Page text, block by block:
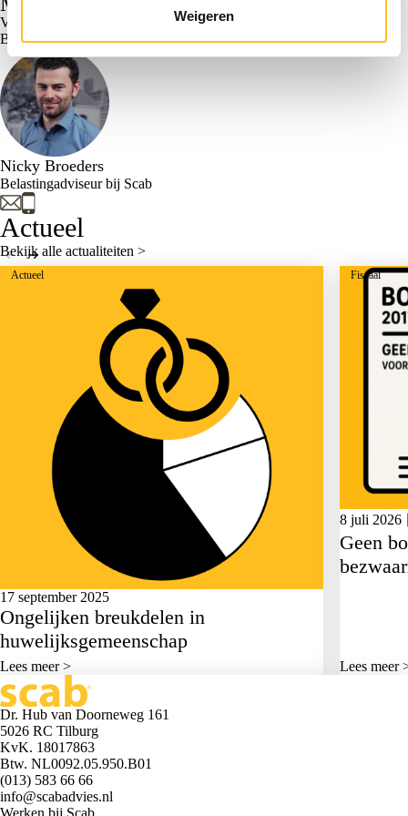
Weigeren
Vragen over dit artikel? Neem dan contact op met Nicky Broeders,
Belastingadviseur bij Scab.
Nicky Broeders
Belastingadviseur bij Scab
Actueel
Bekijk alle actualiteiten >
Actueel
17 september 2025
Ongelijken breukdelen in
huwelijksgemeenschap
Lees meer >
Fiscaal
8 juli 2026
Geen
Lees meer
Dr. Hub van Doorneweg 161
5026 RC Tilburg
KvK. 18017863
Btw. NL0092.05.950.B01
(013) 583 66 66
info@scabadvies.nl